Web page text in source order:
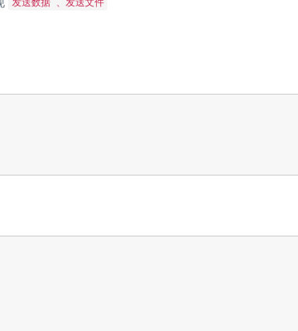
发送数据 、发送文件